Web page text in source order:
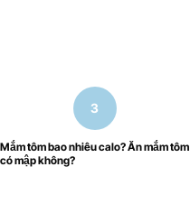
Mắm tôm bao nhiêu calo? Ăn mắm tôm
có mập không?